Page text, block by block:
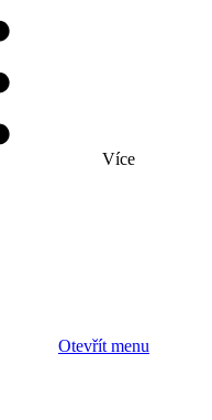
Více
Otevřít menu